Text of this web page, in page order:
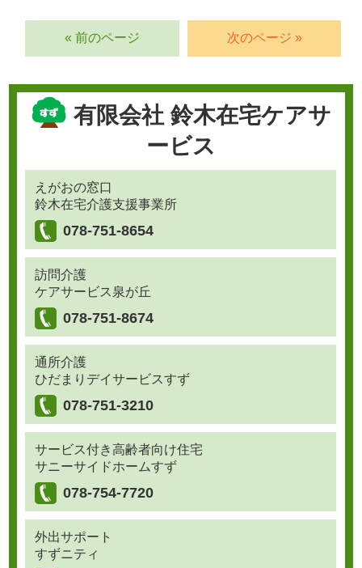
« 前のページ 次のページ »
有限会社 鈴木在宅ケアサ
ービス
えがおの窓口
鈴木在宅介護支援事業所
078-751-8654
訪問介護
ケアサービス泉が丘
078-751-8674
通所介護
ひだまりデイサービスすず
078-751-3210
サービス付き高齢者向け住宅
サニーサイドホームすず
078-754-7720
外出サポート
すずニティ